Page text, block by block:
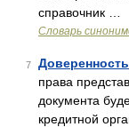
справочник …
Словарь
7 Доверенность
права
документа
кредитной